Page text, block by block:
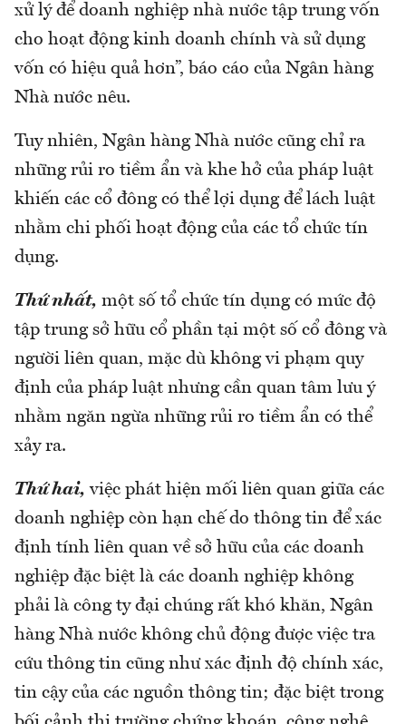
xử lý để doanh nghiệp nhà nước tập trung vốn
cho hoạt động kinh doanh chính và sử dụng
vốn có hiệu quả hơn”, báo cáo của Ngân hàng
Nhà nước nêu.
Tuy nhiên, Ngân hàng Nhà nước cũng chỉ ra
những rủi ro tiềm ẩn và khe hở của pháp luật
khiến các cổ đông có thể lợi dụng để lách luật
nhằm chi phối hoạt động của các tổ chức tín
dụng.
Thứ nhất, một số tổ chức tín dụng có mức độ
tập trung sở hữu cổ phần tại một số cổ đông và
người liên quan, mặc dù không vi phạm quy
định của pháp luật nhưng cần quan tâm lưu ý
nhằm ngăn ngừa những rủi ro tiềm ẩn có thể
xảy ra.
Thứ hai, việc phát hiện mối liên quan giữa các
doanh nghiệp còn hạn chế do thông tin để xác
định tính liên quan về sở hữu của các doanh
nghiệp đặc biệt là các doanh nghiệp không
phải là công ty đại chúng rất khó khăn, Ngân
hàng Nhà nước không chủ động được việc tra
cứu thông tin cũng như xác định độ chính xác,
tin cậy của các nguồn thông tin; đặc biệt trong